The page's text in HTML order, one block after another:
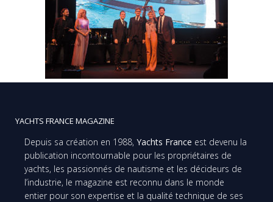
YACHTS FRANCE MAGAZINE
Depuis sa création en 1988, Yachts France est devenu la
publication incontournable pour les propriétaires de
yachts, les passionnés de nautisme et les décideurs de
l’industrie, le magazine est reconnu dans le monde
entier pour son expertise et la qualité technique de ses